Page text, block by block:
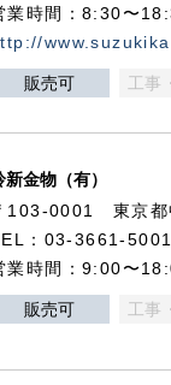
業時間：8:30〜
販売可 工事
新金物（有）
103-0001 東京都
：03-3661-
業時間：9:00〜
販売可 工事